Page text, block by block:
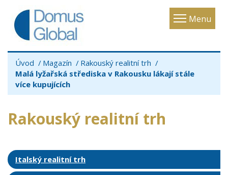
Menu
Toggle
Úvod Magazín
Rakouský realitní trh
Malá lyžařská střediska v Rakousku lákají stále
více kupujících
Rakouský realitní trh
Italský realitní trh